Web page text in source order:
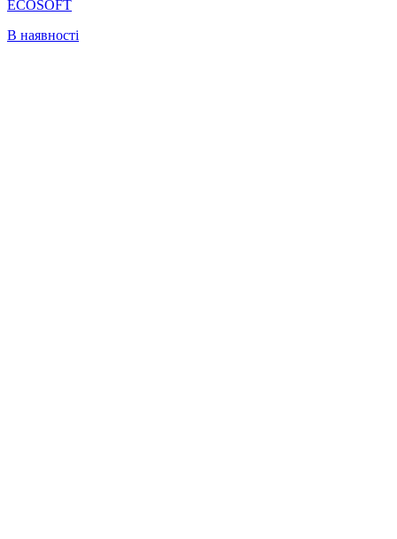
ECOSOFT
В наявності